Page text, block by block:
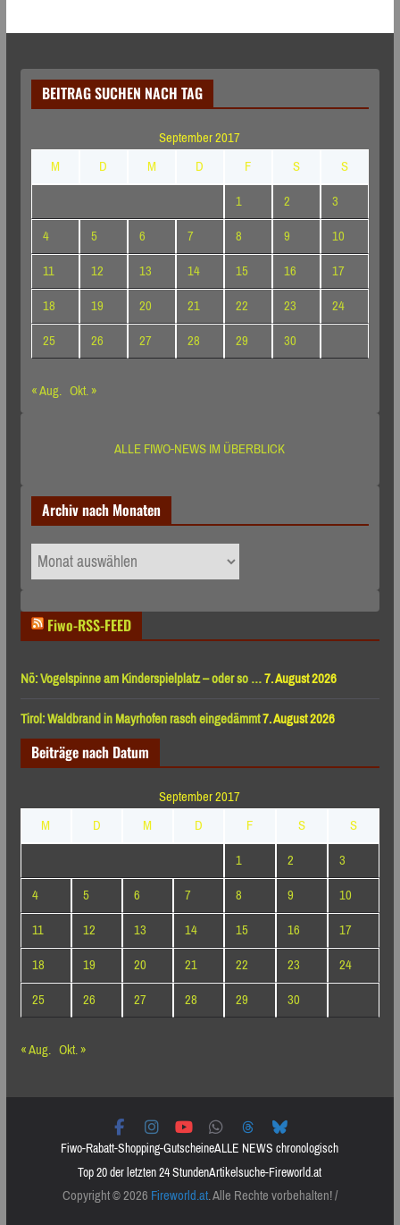
BEITRAG SUCHEN NACH TAG
September 2017
M
D M D F S
S
1
2
3
4
5 6 7 8 9
10
11
12 13 14 15 16
17
18
19 20 21 22 23
24
25
26 27 28 29
30
« Aug. Okt. »
ALLE FIWO-NEWS IM ÜBERBLICK
Archiv nach Monaten
Archiv
nach
Fiwo-RSS-FEED
Nö: Vogelspinne am Kinderspielplatz – oder so …7. August 2026
Tirol: Waldbrand in Mayrhofen rasch eingedämmt7. August 2026
Beiträge nach Datum
September 2017
M
D M D F S
S
1
2
3
4
5 6 7 8 9
10
11
12 13 14 15 16
17
18
19 20 21 22 23
24
25
26 27 28 29
30
« Aug. Okt. »
Fiwo-Rabatt-Shopping-GutscheineALLE NEWS chronologisch
Top 20 der letzten 24 StundenArtikelsuche-Fireworld.at
Copyright © 2026Fireworld.at. Alle Rechte vorbehalten! /